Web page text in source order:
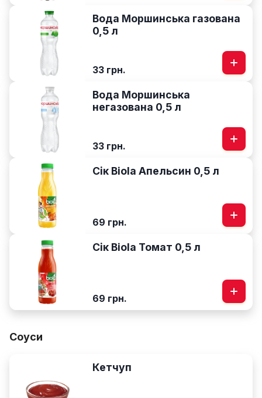
Вода Моршинська газована
0,5 л
33 грн.
Вода Моршинська
негазована 0,5 л
33 грн.
Сік Biola Апельсин 0,5 л
69 грн.
Сік Biola Томат 0,5 л
69 грн.
Соуси
Кетчуп